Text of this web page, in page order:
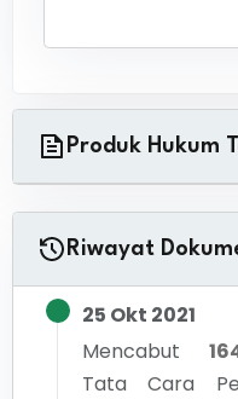
Produk Hukum
Riwayat
25 Okt 2021
Mencabut
Tata Cara